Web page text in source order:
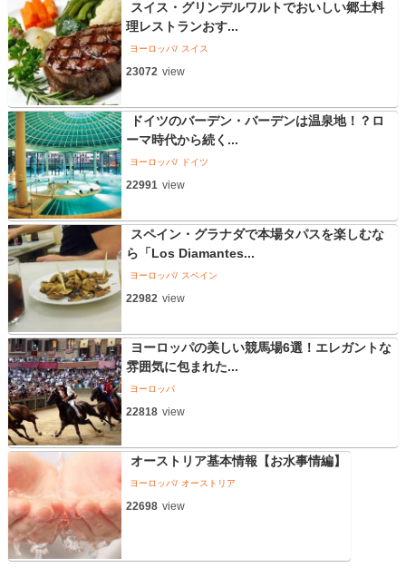
スイス・グリンデルワルトでおいしい郷土料
理レストランおす...
ヨーロッパ スイス
23072 view
ドイツのバーデン・バーデンは温泉地！？ロ
ーマ時代から続く...
ヨーロッパ ドイツ
22991 view
スペイン・グラナダで本場タパスを楽しむな
ら「Los Diamantes...
ヨーロッパ スペイン
22982 view
ヨーロッパの美しい競馬場6選！エレガントな
雰囲気に包まれた...
ヨーロッパ
22818 view
オーストリア基本情報【お水事情編】
ヨーロッパ オーストリア
22698 view